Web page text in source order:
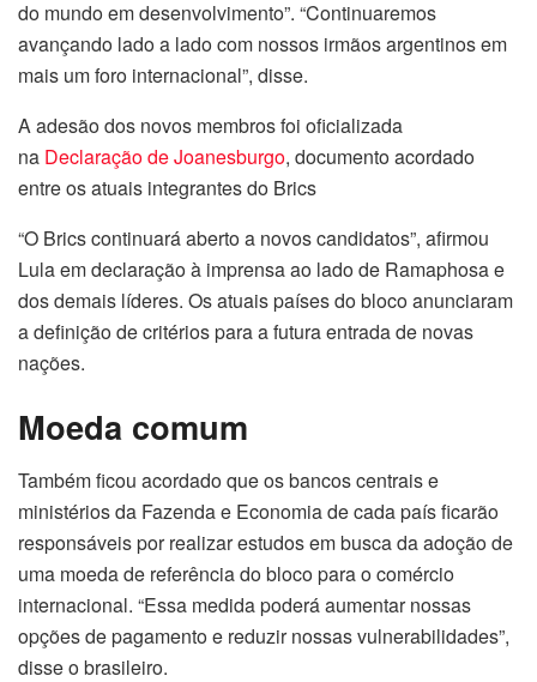
do mundo em desenvolvimento”. “Continuaremos
avançando lado a lado com nossos irmãos argentinos em
mais um foro internacional”, disse.
A adesão dos novos membros foi oficializada
na Declaração de Joanesburgo, documento acordado
entre os atuais integrantes do Brics
“O Brics continuará aberto a novos candidatos”, afirmou
Lula em declaração à imprensa ao lado de Ramaphosa e
dos demais líderes. Os atuais países do bloco anunciaram
a definição de critérios para a futura entrada de novas
nações.
Moeda comum
Também ficou acordado que os bancos centrais e
ministérios da Fazenda e Economia de cada país ficarão
responsáveis por realizar estudos em busca da adoção de
uma moeda de referência do bloco para o comércio
internacional. “Essa medida poderá aumentar nossas
opções de pagamento e reduzir nossas vulnerabilidades”,
disse o brasileiro.